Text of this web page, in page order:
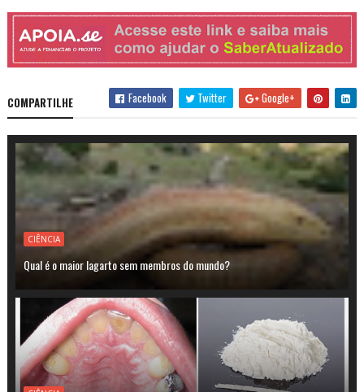
COMPARTILHE Facebook Twitter Google+
CIÊNCIA
Qual é o maior lagarto sem membros do mundo?